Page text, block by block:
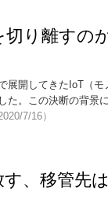
切り離すの
展開してきたIoT（
た。この決断の背景
7/16）
す、移管先